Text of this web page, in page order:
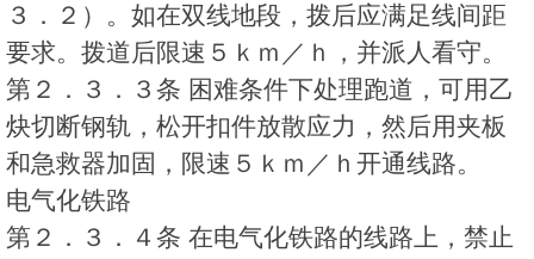
３．２）。如在双线地段，拨后应满足线间距
要求。拨道后限速５ｋｍ／ｈ，并派人看守。
第２．３．３条 困难条件下处理跑道，可用乙
炔切断钢轨，松开扣件放散应力，然后用夹板
和急救器加固，限速５ｋｍ／ｈ开通线路。
电气化铁路
第２．３．４条 在电气化铁路的线路上，禁止